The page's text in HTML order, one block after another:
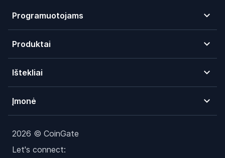
Programuotojams
Produktai
Ištekliai
Įmonė
2026 © CoinGate
Let's connect: